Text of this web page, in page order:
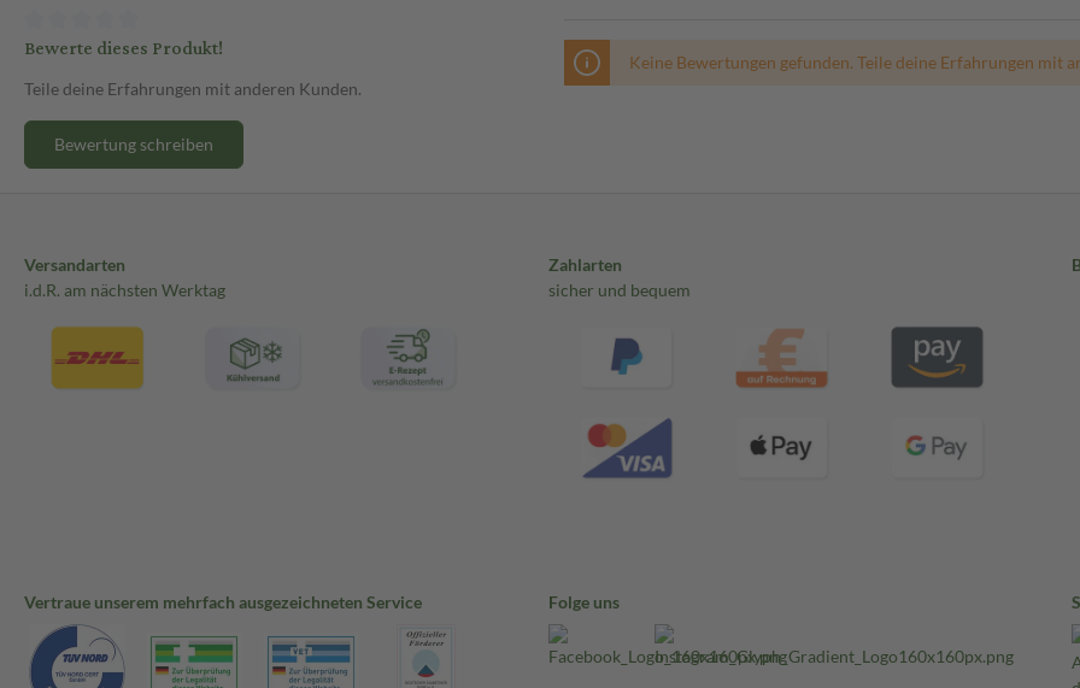
Bewerte dieses Produkt!
Teile deine Erfahrungen mit anderen Kunden.
Bewertung schreiben
Keine Bewertungen gefunden. Teile deine Erfahrungen mit
Versandarten
i.d.R. am nächsten Werktag
Zahlarten
sicher und bequem
Vertraue unserem mehrfach ausgezeichneten Service Folge uns